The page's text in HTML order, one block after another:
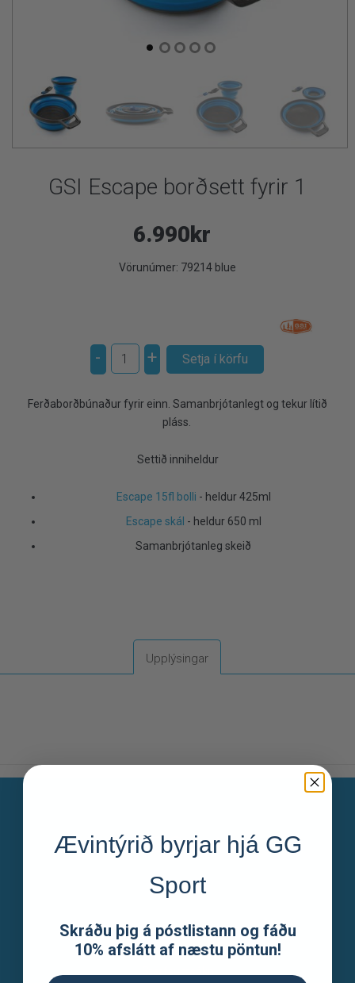
GSI Escape borðsett fyrir 1
6.990kr
Vörunúmer: 79214 blue
- +
Ferðaborðbúnaður fyrir einn. Samanbrjótanlegt og tekur lítið
pláss.
Settið inniheldur
Escape 15fl bolli - heldur 425ml
Escape skál - heldur 650 ml
Samanbrjótanleg skeið
Upplýsingar
GG Sport
Um okkur
Skilmálar
Ævintýrið byrjar hjá GG
Sport
Skráðu þig á póstlistann og fáðu
10% afslátt af næstu pöntun!